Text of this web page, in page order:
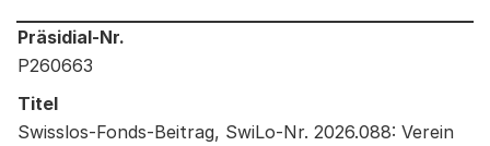
Informationen zum Ausgewählten Geschäft
Präsidial-Nr.
P260663
Titel
Swisslos-Fonds-Beitrag, SwiLo-Nr. 2026.088: Verein